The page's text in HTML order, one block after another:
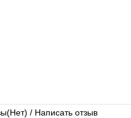
Нет) / Написать отзыв